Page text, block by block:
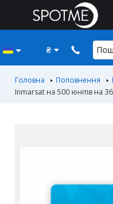
₴
Головна Поповнення
Inmarsat на 500 юнітів на